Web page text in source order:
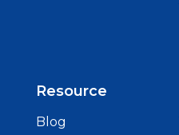
Resource
Blog